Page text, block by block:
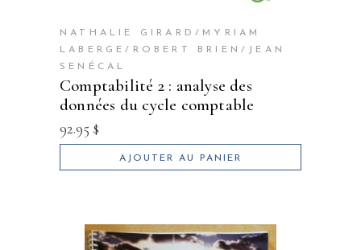
NATHALIE GIRARD/MYRIAM
LABERGE/ROBERT BRIEN/JEAN
SENÉCAL
comptabilité 2 : analyse des
données du cycle comptable
92.95 $
AJOUTER AU PANIER